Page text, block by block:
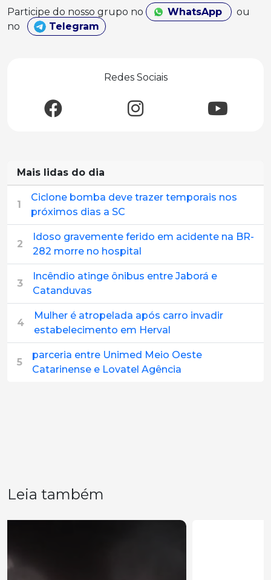
Participe do nosso grupo no WhatsApp
ou
no
Telegram
Redes Sociais
Mais lidas do dia
1
Ciclone bomba deve trazer temporais nos
próximos dias a SC
2
Idoso gravemente ferido em acidente na BR-
282 morre no hospital
3
Incêndio atinge ônibus entre Jaborá e
Catanduvas
4
Mulher é atropelada após carro invadir
estabelecimento em Herval
5
parceria entre Unimed Meio Oeste
Catarinense e Lovatel Agência
Leia também